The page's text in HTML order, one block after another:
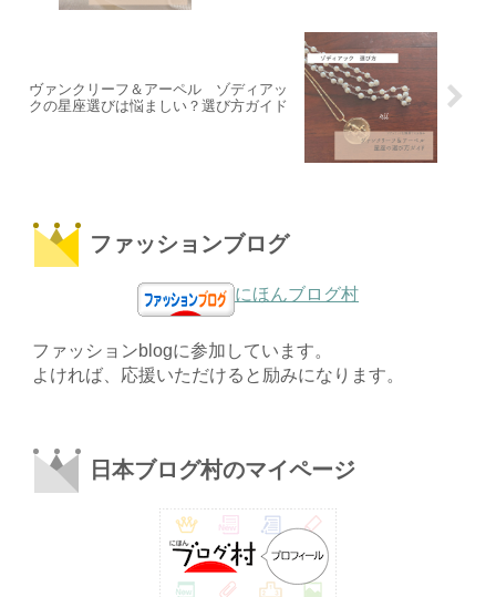
ヴァンクリーフ＆アーペル ゾディアッ
クの星座選びは悩ましい？選び方ガイド
ファッションブログ
にほんブログ村
ファッションblogに参加しています。
よければ、応援いただけると励みになります。
日本ブログ村のマイページ